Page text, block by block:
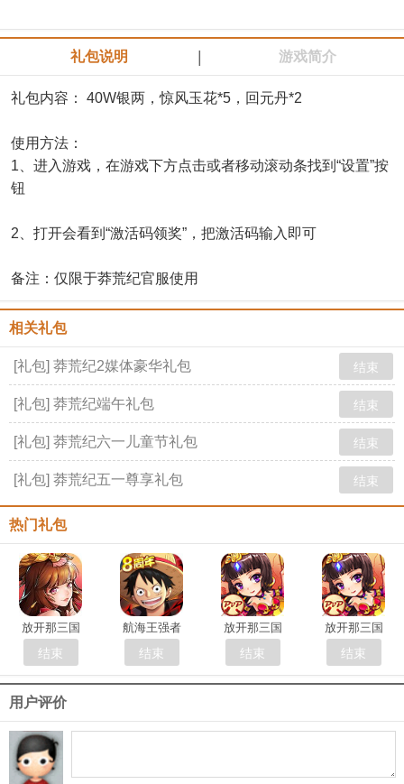
礼包说明 游戏简介
礼包内容： 40W银两，惊风玉花*5，回元丹*2
使用方法：
1、进入游戏，在游戏下方点击或者移动滚动条找到“设置”按
钮
2、打开会看到“激活码领奖”，把激活码输入即可
备注：仅限于莽荒纪官服使用
相关礼包
[礼包] 莽荒纪2媒体豪华礼包 结束
[礼包] 莽荒纪端午礼包 结束
[礼包] 莽荒纪六一儿童节礼包 结束
[礼包] 莽荒纪五一尊享礼包 结束
热门礼包
放开那三国
结束
航海王强者
结束
放开那三国
结束
放开那三国
结束
用户评价